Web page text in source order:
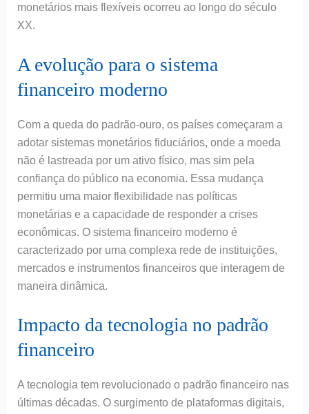
monetários mais flexíveis ocorreu ao longo do século
XX.
A evolução para o sistema
financeiro moderno
Com a queda do padrão-ouro, os países começaram a
adotar sistemas monetários fiduciários, onde a moeda
não é lastreada por um ativo físico, mas sim pela
confiança do público na economia. Essa mudança
permitiu uma maior flexibilidade nas políticas
monetárias e a capacidade de responder a crises
econômicas. O sistema financeiro moderno é
caracterizado por uma complexa rede de instituições,
mercados e instrumentos financeiros que interagem de
maneira dinâmica.
Impacto da tecnologia no padrão
financeiro
A tecnologia tem revolucionado o padrão financeiro nas
últimas décadas. O surgimento de plataformas digitais,